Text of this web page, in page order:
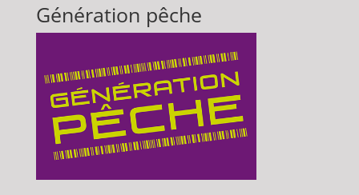
Génération pêche